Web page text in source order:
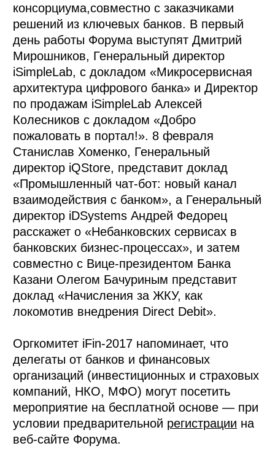
консорциума,совместно с заказчиками
решений из ключевых банков. В первый
день работы Форума выступят Дмитрий
Мирошников, Генеральный директор
iSimpleLab, с докладом «Микросервисная
архитектура цифрового банка» и Директор
по продажам iSimpleLab Алексей
Колесников с докладом «Добро
пожаловать в портал!». 8 февраля
Станислав Хоменко, Генеральный
директор iQStore, представит доклад
«Промышленный чат-бот: новый канал
взаимодействия с банком», а Генеральный
директор iDSystems Андрей Федорец
расскажет о «Небанковских сервисах в
банковских бизнес-процессах», и затем
совместно с Вице-президентом Банка
Казани Олегом Бачуриным представит
доклад «Начисления за ЖКУ, как
локомотив внедрения Direct Debit».
Оргкомитет iFin-2017 напоминает, что
делегаты от банков и финансовых
организаций (инвестиционных и страховых
компаний, НКО, МФО) могут посетить
мероприятие на бесплатной основе — при
условии предварительной регистрации на
веб-сайте Форума.